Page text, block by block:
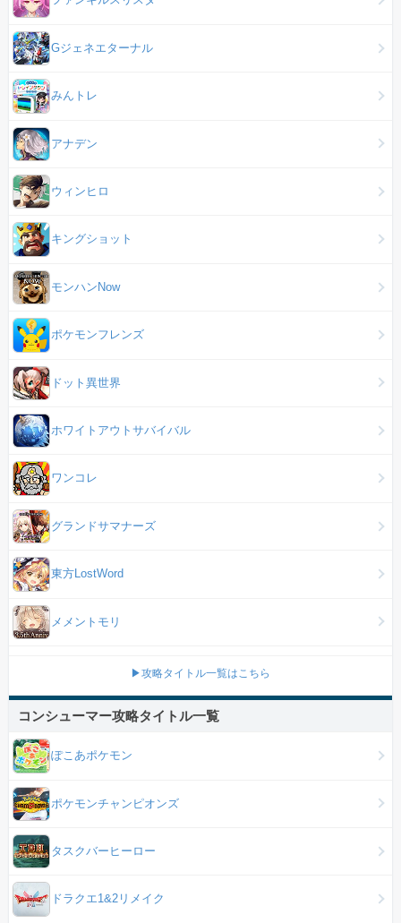
Gジェネエターナル
みんトレ
アナデン
ウィンヒロ
キングショット
モンハンNow
ポケモンフレンズ
ドット異世界
ホワイトアウトサバイバル
ワンコレ
グランドサマナーズ
東方LostWord
メメントモリ
▶攻略タイトル一覧はこちら
コンシューマー攻略タイトル一覧
ぽこあポケモン
ポケモンチャンピオンズ
タスクバーヒーロー
ドラクエ1&2リメイク